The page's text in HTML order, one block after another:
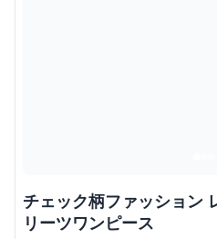
チェック柄ファッション
リーツワンピース